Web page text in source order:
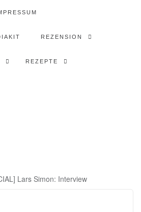
REZENSION
REZEPTE
Lars Simon: Interview